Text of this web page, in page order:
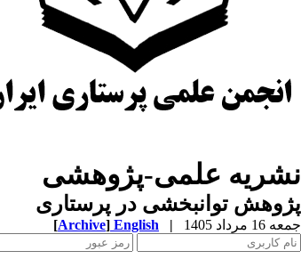
نشریه علمی-پژوهشی
پژوهش توانبخشی در پرستاری
جمعه 16 مرداد 1405 |
English
[Archive]